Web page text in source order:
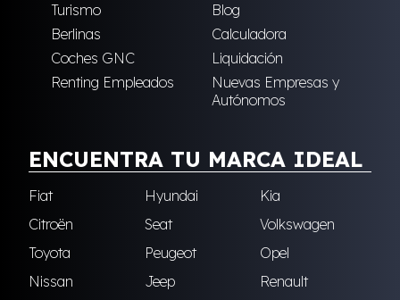
Turismo
Blog
Berlinas
Calculadora
Coches GNC
Liquidación
Renting Empleados
Nuevas Empresas y
Autónomos
ENCUENTRA TU MARCA IDEAL
Fiat Hyundai
Kia
Citroën
Seat
Volkswagen
Toyota
Peugeot
Opel
Nissan
Jeep
Renault